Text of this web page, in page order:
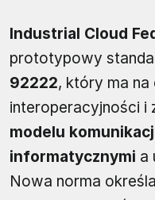
Industrial Cloud
prototypowy
92222, który ma na
interoperacyjności i
modelu
informatycznymi a
Nowa norma